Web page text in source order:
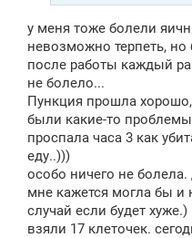
у меня тоже болели
невозможно терпеть,
после работы каждый
не болело...
Пункция прошла
были какие-то
проспала часа 3 как
еду..)))
особо ничего не
мне кажется могла бы и
случай если будет хуже.)
взяли 17 клеточек.